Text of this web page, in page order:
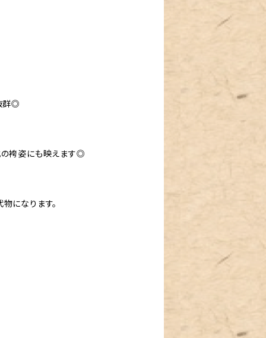
群◎
の袴姿にも映えます◎
になります。